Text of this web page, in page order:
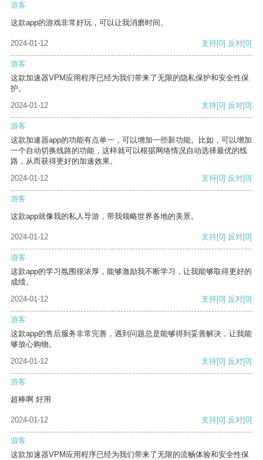
游客
这款app的游戏非常好玩，可以让我消磨时间。
2024-01-12 支持[0] 反对[0]
游客
这款加速器VPM应用程序已经为我们带来了无限的隐私保护和安全性保
护。
2024-01-12
支持[0] 反对[0]
游客
这款加速器app的功能有点单一，可以增加一些新功能。比如，可以增加
一个自动切换线路的功能，这样就可以根据网络情况自动选择最优的线
路，从而获得更好的加速效果。
2024-01-12
支持[0] 反对[0]
游客
这款app就像我的私人导游，带我领略世界各地的美景。
2024-01-12 支持[0] 反对[0]
游客
这款app的学习氛围很浓厚，能够激励我不断学习，让我能够取得更好的
成绩。
2024-01-12
支持[0] 反对[0]
游客
这款app的售后服务非常完善，遇到问题总是能够得到妥善解决，让我能
够放心购物。
2024-01-12
支持[0] 反对[0]
游客
超棒啊 好用
2024-01-12 支持[0] 反对[0]
游客
这款加速器VPM应用程序已经为我们带来了无限的流畅体验和安全性保